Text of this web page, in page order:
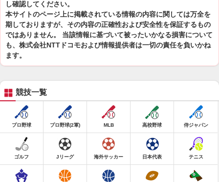
し確認してください。
本サイトのページ上に掲載されている情報の内容に関しては万全を
期しておりますが、その内容の正確性および安全性を保証するもの
ではありません。 当該情報に基づいて被ったいかなる損害について
も、株式会社NTTドコモおよび情報提供者は一切の責任を負いかね
ます。
競技一覧
プロ野球 プロ野球(2軍) MLB 高校野球 侍ジャパン
ゴルフ Jリーグ 海外サッカー 日本代表 テニス